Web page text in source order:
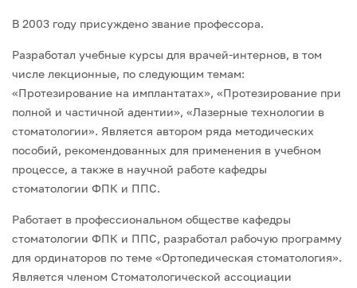
В 2003 году присуждено звание профессора.
Разработал учебные курсы для врачей-интернов, в том
числе лекционные, по следующим темам:
«Протезирование на имплантатах», «Протезирование при
полной и частичной адентии», «Лазерные технологии в
стоматологии». Является автором ряда методических
пособий, рекомендованных для применения в учебном
процессе, а также в научной работе кафедры
стоматологии ФПК и ППС.
Работает в профессиональном обществе кафедры
стоматологии ФПК и ППС, разработал рабочую программу
для ординаторов по теме «Ортопедическая стоматология».
Является членом Стоматологической ассоциации